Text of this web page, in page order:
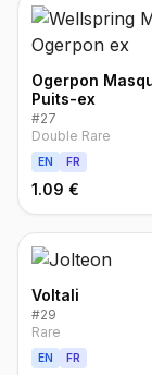
Ogerpon
Puits-ex
#27
Double Rare
EN FR
1.09 €
Voltali
#29
Rare
EN FR